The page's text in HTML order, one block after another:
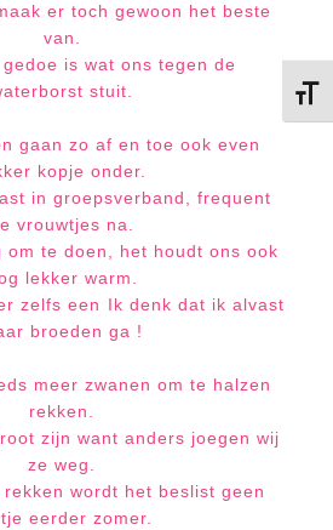
er toch gewoon het beste
van.
is wat ons tegen de
stuit.
gaan zo af en toe ook even
kopje onder.
in groepsverband, frequent
vrouwtjes na.
om te doen, het houdt ons ook
lekker warm.
zelfs een Ik denk dat ik alvast
broeden ga !
meer zwanen om te halzen
rekken.
zijn want anders joegen wij
ze weg.
wordt het beslist geen
eerder zomer.